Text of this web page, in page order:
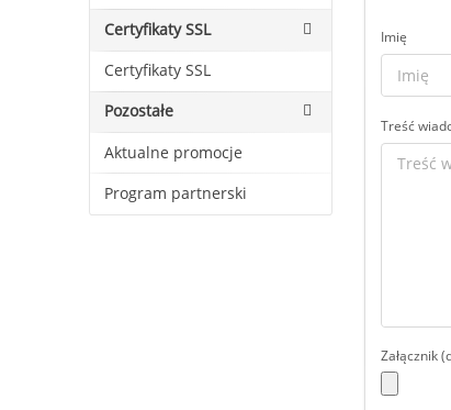
Certyfikaty SSL
Certyfikaty SSL
Pozostałe
Aktualne promocje
Program partnerski
Imię
Treść
Załącznik